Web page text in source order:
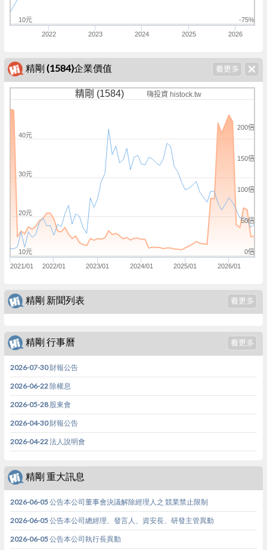
2022 2023 2024 2025 2026
-75%
10元
精剛 (1584)企業價值
精剛 (1584) 嗨投資 histock.tw
2021/01 2022/01 2023/01 2024/01 2025/01 2026/01
0倍
50倍
100倍
150倍
200倍
10元
20元
30元
40元
精剛 新聞列表
精剛 行事曆
2026-07-30 財報公告
2026-06-22 除權息
2026-05-28 股東會
2026-04-30 財報公告
2026-04-22 法人說明會
精剛 重大訊息
2026-06-05 公告本公司董事會決議解除經理人之 競業禁止限制
2026-06-05 公告本公司總經理、發言人、資安長、研發主管異動
2026-06-05 公告本公司執行長異動